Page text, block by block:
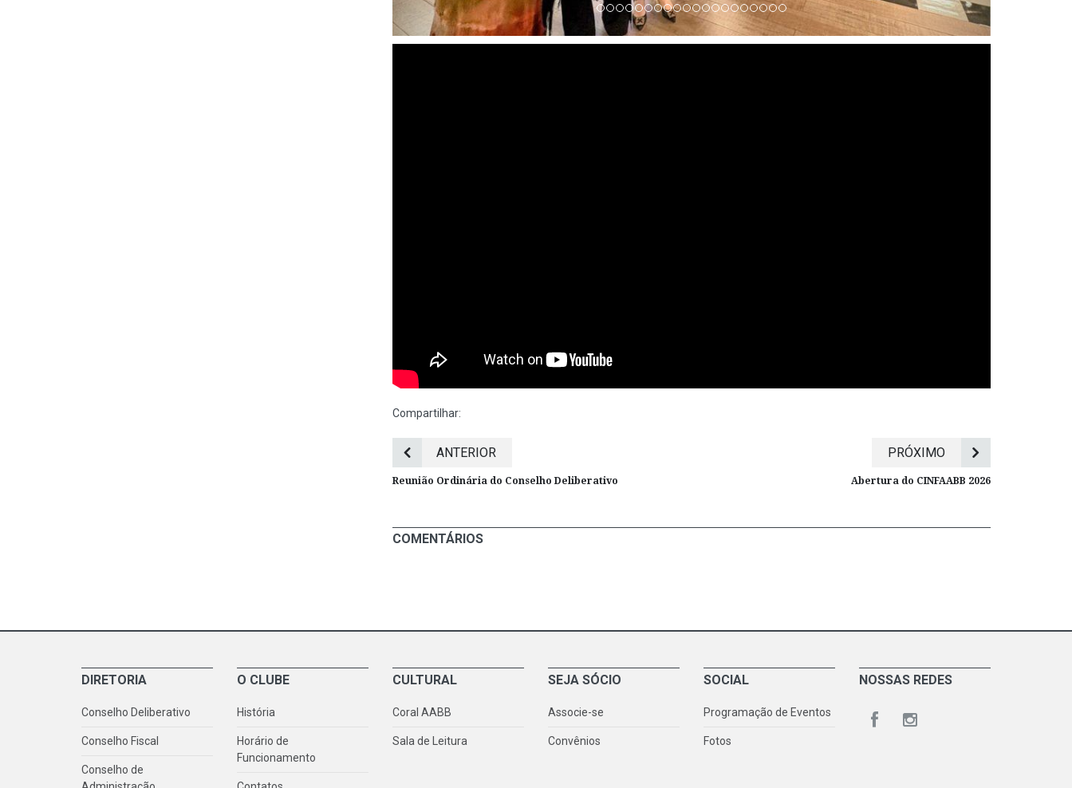
Compartilhar:
ANTERIOR
Reunião Ordinária do Conselho Deliberativo
PRÓXIMO
Abertura do CINFAABB 2026
COMENTÁRIOS
DIRETORIA
Conselho Deliberativo
Conselho Fiscal
Conselho de
O CLUBE
História
Horário de
Funcionamento
CULTURAL
Coral AABB
Sala de Leitura
SEJA SÓCIO
Associe-se
Convênios
SOCIAL
Programação de Eventos
Fotos
NOSSAS REDES